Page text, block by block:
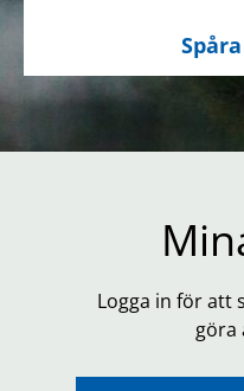
Logga in för att
göra